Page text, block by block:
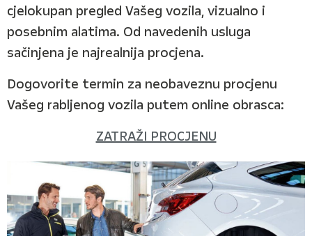
cjelokupan pregled Vašeg vozila, vizualno i
posebnim alatima. Od navedenih usluga
sačinjena je najrealnija procjena.
Dogovorite termin za neobaveznu procjenu
Vašeg rabljenog vozila putem online obrasca:
ZATRAŽI PROCJENU